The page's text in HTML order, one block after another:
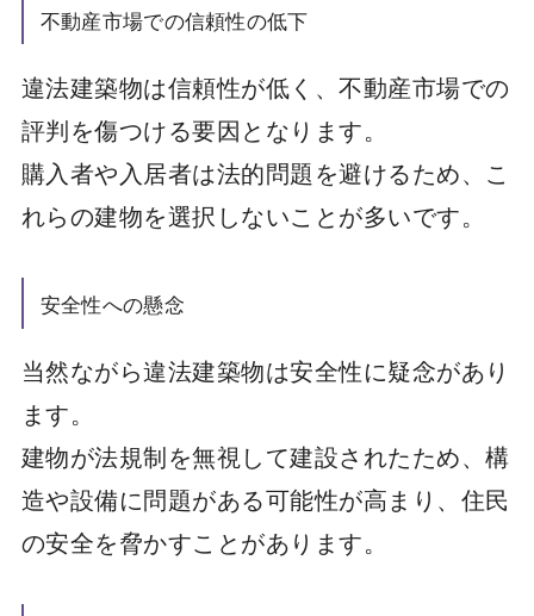
不動産市場での信頼性の低下
違法建築物は信頼性が低く、不動産市場での
評判を傷つける要因となります。
購入者や入居者は法的問題を避けるため、こ
れらの建物を選択しないことが多いです。
安全性への懸念
当然ながら違法建築物は安全性に疑念があり
ます。
建物が法規制を無視して建設されたため、構
造や設備に問題がある可能性が高まり、住民
の安全を脅かすことがあります。